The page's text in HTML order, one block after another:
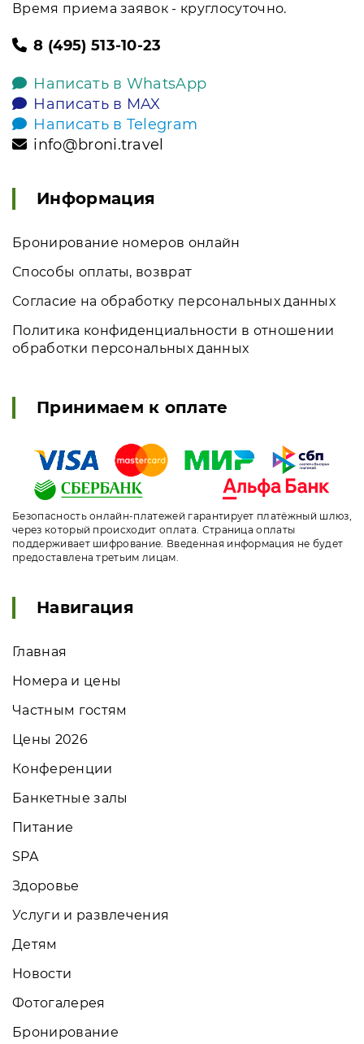
Время приема заявок - круглосуточно.
8 (495) 513-10-23
Написать в WhatsApp
Написать в MAX
Написать в Telegram
info@broni.travel
Информация
Бронирование номеров онлайн
Способы оплаты, возврат
Согласие на обработку персональных данных
Политика конфиденциальности в отношении
обработки персональных данных
Принимаем к оплате
Безопасность онлайн-платежей гарантирует платёжный шлюз,
через который происходит оплата. Страница оплаты
поддерживает шифрование. Введенная информация не будет
предоставлена третьим лицам.
Навигация
Главная
Номера и цены
Частным гостям
Цены 2026
Конференции
Банкетные залы
Питание
SPA
Здоровье
Услуги и развлечения
Детям
Новости
Фотогалерея
Бронирование